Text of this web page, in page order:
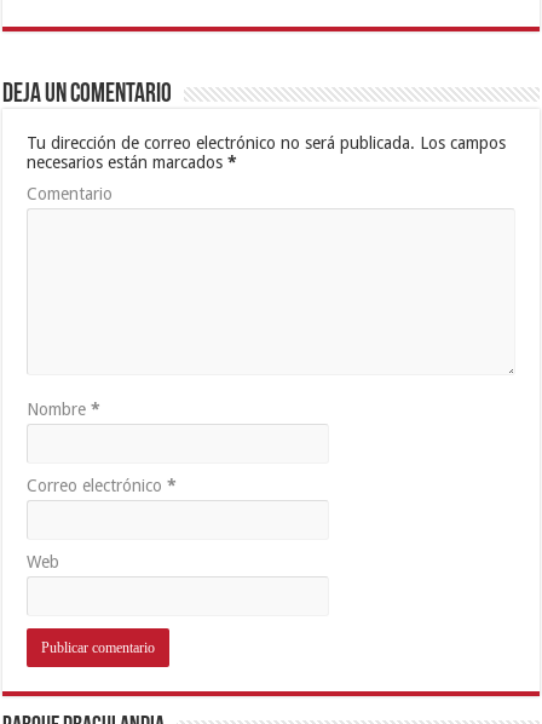
Deja un comentario
Tu dirección de correo electrónico no será publicada. Los campos
necesarios están marcados*
Comentario
Nombre*
Correo electrónico*
Web